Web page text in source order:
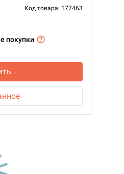
Код товара: 177463
покупки